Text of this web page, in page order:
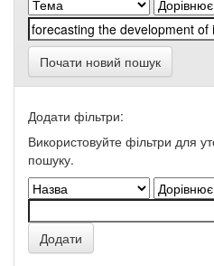
Почати новий пошук
Додати фільтри:
Використовуйте фільтри для
пошуку.